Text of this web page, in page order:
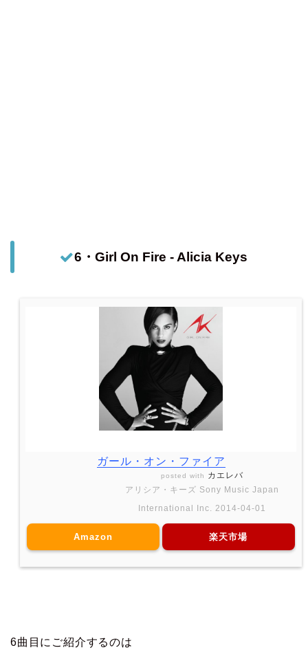
6・Girl On Fire - Alicia Keys
ガール・オン・ファイア
posted with カエレバ
アリシア・キーズ Sony Music Japan
International Inc. 2014-04-01
Amazon 楽天市場
6曲目にご紹介するのは